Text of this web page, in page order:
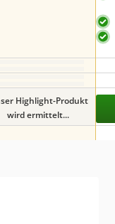
Highlight-Produkt
wird ermittelt...